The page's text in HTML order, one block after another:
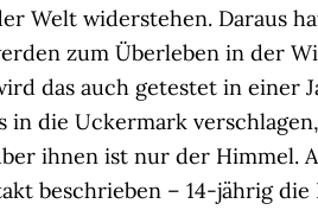
Welt widerstehen. Daraus
zum Überleben in der
das auch getestet in einer
in die Uckermark
ihnen ist nur der Himmel.
beschrieben – 14-jährig die